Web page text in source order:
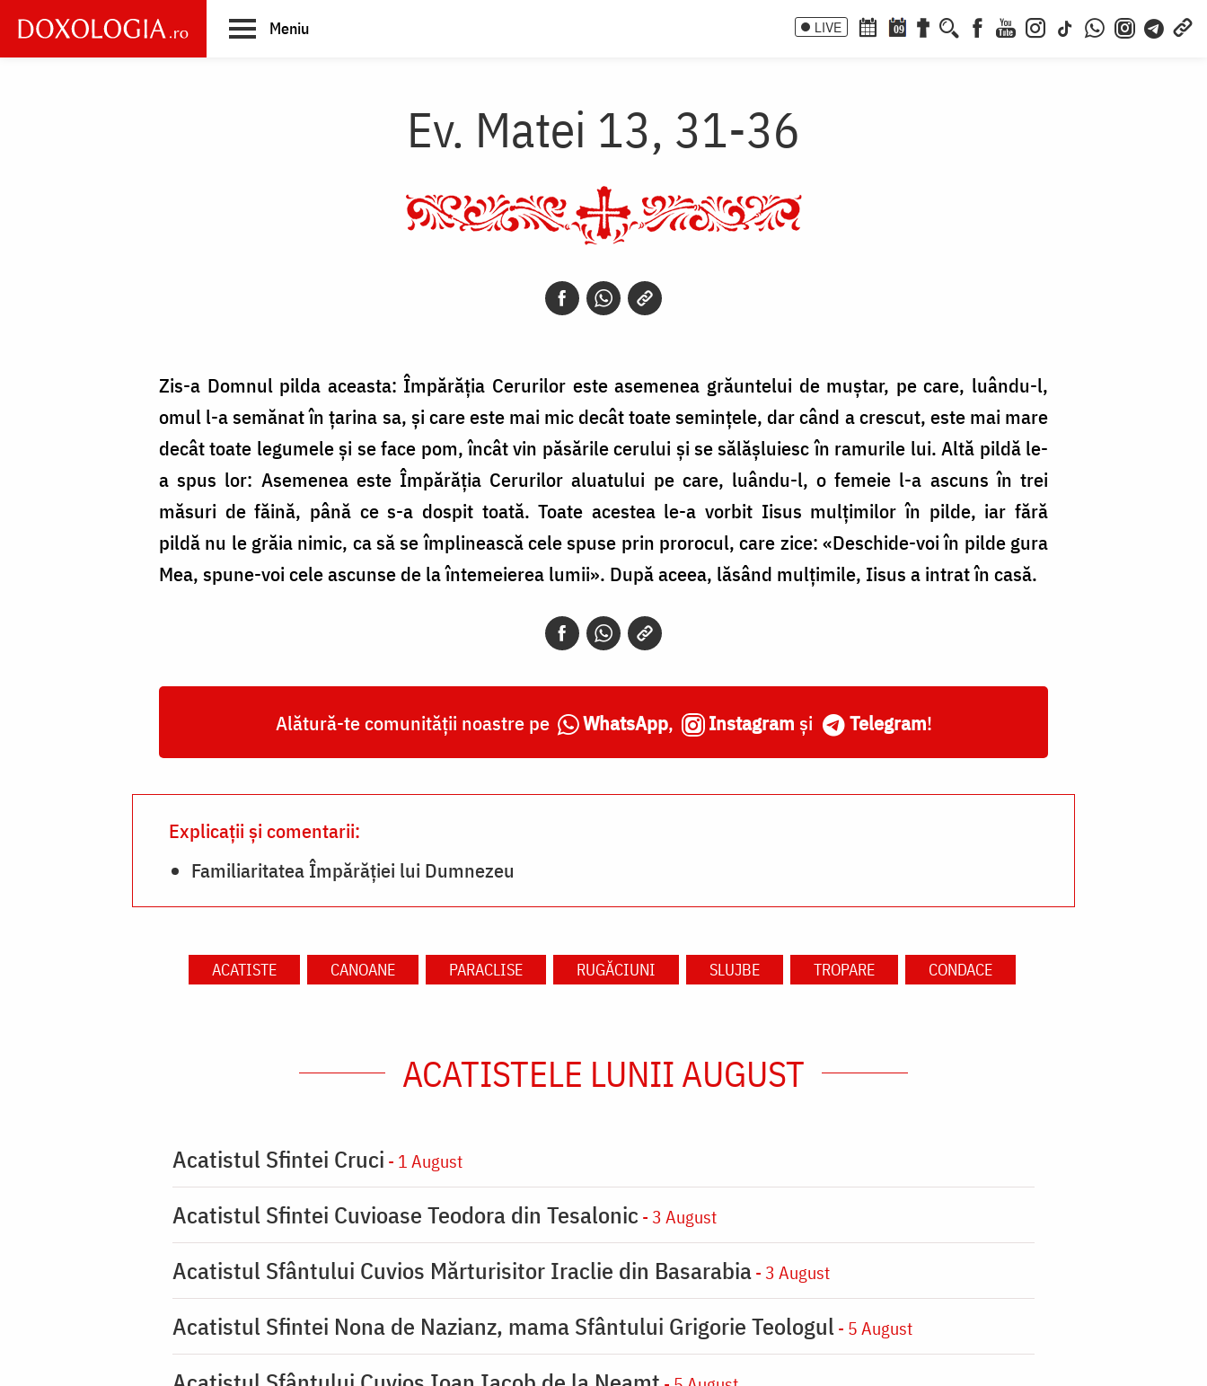
main
Meniu LIVE 09
Ev. Matei 13, 31-36
Zis-a Domnul pilda aceasta: Împărăția Cerurilor este asemenea grăuntelui de muștar, pe care, luându-l,
omul l-a semănat în țarina sa, și care este mai mic decât toate semințele, dar când a crescut, este mai mare
decât toate legumele și se face pom, încât vin păsările cerului și se sălășluiesc în ramurile lui. Altă pildă le-
a spus lor: Asemenea este Împărăția Cerurilor aluatului pe care, luându-l, o femeie l-a ascuns în trei
măsuri de făină, până ce s-a dospit toată. Toate acestea le-a vorbit Iisus mulțimilor în pilde, iar fără
pildă nu le grăia nimic, ca să se împlinească cele spuse prin prorocul, care zice: «Deschide-voi în pilde gura
Mea, spune-voi cele ascunse de la întemeierea lumii». După aceea, lăsând mulțimile, Iisus a intrat în casă.
Alătură-te comunității noastre pe WhatsApp, Instagram și Telegram!
Explicații și comentarii:
Familiaritatea Împărăției lui Dumnezeu
ACATISTE CANOANE PARACLISE RUGĂCIUNI SLUJBE TROPARE CONDACE
ACATISTELE LUNII AUGUST
Acatistul Sfintei Cruci - 1 August
Acatistul Sfintei Cuvioase Teodora din Tesalonic - 3 August
Acatistul Sfântului Cuvios Mărturisitor Iraclie din Basarabia- 3 August
Acatistul Sfintei Nona de Nazianz, mama Sfântului Grigorie Teologul - 5 August